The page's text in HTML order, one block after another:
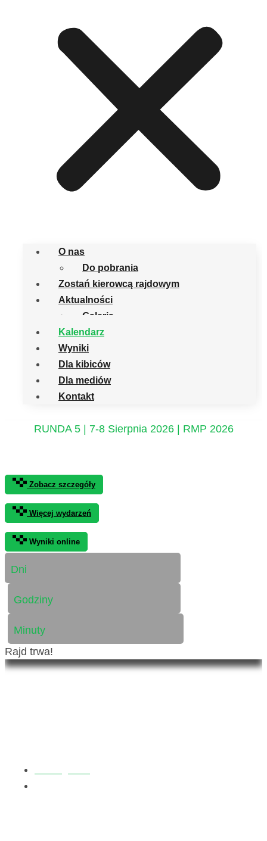
O nas
Do pobrania
Zostań kierowcą rajdowym
Aktualności
Galeria
Kalendarz
Wyniki
Dla kibiców
Dla mediów
Kontakt
RUNDA 5 | 7-8 Sierpnia 2026 | RMP 2026
Zobacz szczegóły
Więcej wydarzeń
Wyniki online
Dni
Godziny
Minuty
Rajd trwa!